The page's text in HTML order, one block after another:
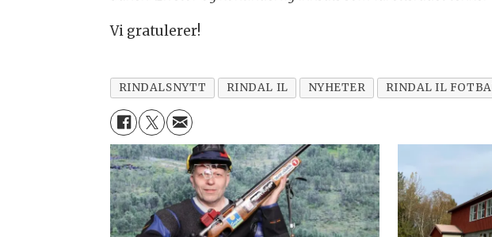
Vi gratulerer!
RINDALSNYTT RINDAL IL NYHETER RINDAL IL